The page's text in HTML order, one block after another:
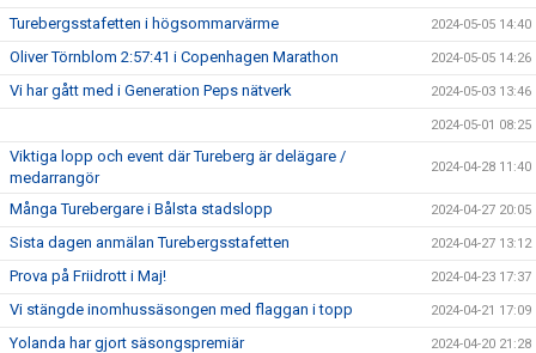
Turebergsstafetten i högsommarvärme 2024-05-05 14:40
Oliver Törnblom 2:57:41 i Copenhagen Marathon 2024-05-05 14:26
Vi har gått med i Generation Peps nätverk 2024-05-03 13:46
2024-05-01 08:25
Viktiga lopp och event där Tureberg är delägare /
medarrangör
2024-04-28 11:40
Många Turebergare i Bålsta stadslopp 2024-04-27 20:05
Sista dagen anmälan Turebergsstafetten 2024-04-27 13:12
Prova på Friidrott i Maj! 2024-04-23 17:37
Vi stängde inomhussäsongen med flaggan i topp 2024-04-21 17:09
Yolanda har gjort säsongspremiär 2024-04-20 21:28